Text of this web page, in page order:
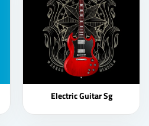
Electric Guitar Sg